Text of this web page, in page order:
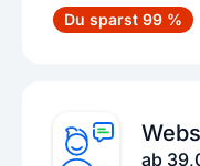
Du sparst 99 %
ab